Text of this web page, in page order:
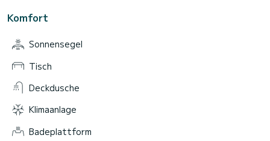
Komfort
Sonnensegel
Tisch
Deckdusche
Klimaanlage
Badeplattform